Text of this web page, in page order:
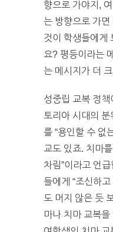
향으로 가야지,
는 방향으로 가
것이 학생들에게
요? 평등이라는
는 메시지가 더
성중립 교복 정
토리아 시대의
를 “용인할 수 없
교도 있죠. 치마
차림”이라고 언
들에게 “조신하
도 머지 않은 듯
마나 치마 교복